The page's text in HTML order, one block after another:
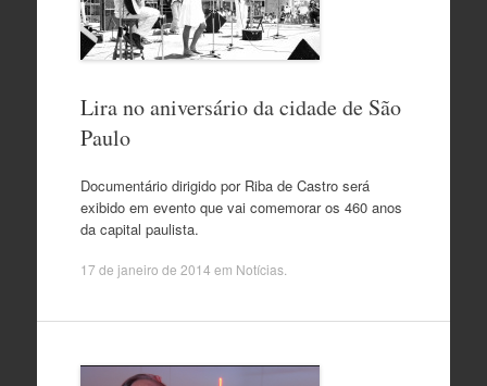
Lira no aniversário da cidade de São
Paulo
Documentário dirigido por Riba de Castro será
exibido em evento que vai comemorar os 460 anos
da capital paulista.
17 de janeiro de 2014 em Notícias.